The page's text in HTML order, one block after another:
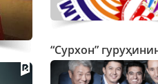
“Сурхон”